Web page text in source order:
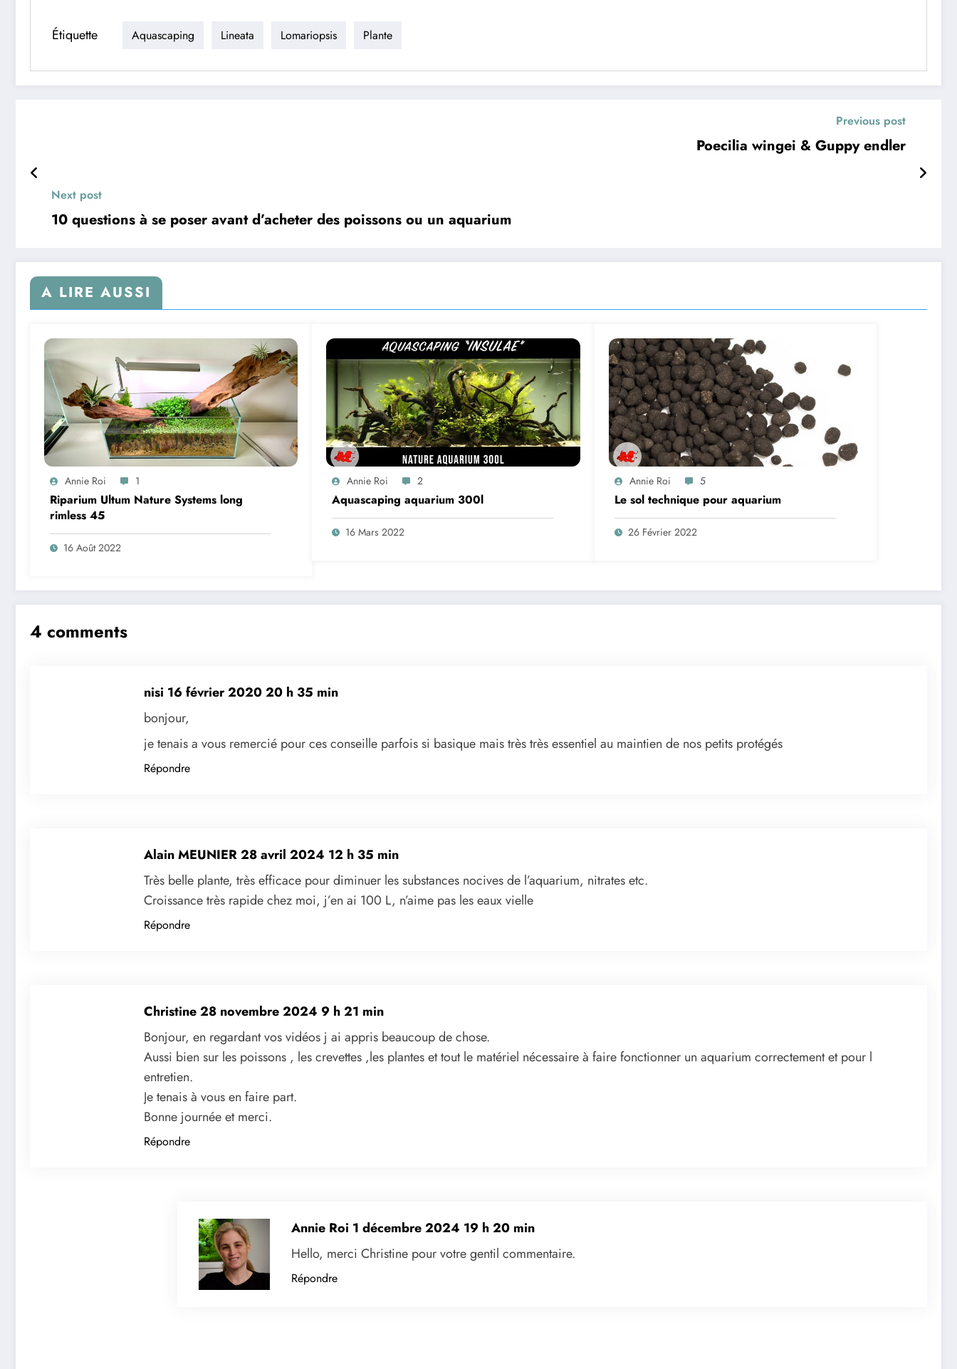
Étiquette Aquascaping Lineata Lomariopsis Plante
Previous post
Poecilia wingei & Guppy endler
Next post
10 questions à se poser avant d’acheter des poissons ou un aquarium
A LIRE AUSSI
Annie Roi 1
Riparium Ultum Nature Systems long
rimless 45
16 Août 2022
Annie Roi 2
Aquascaping aquarium 300l
16 Mars 2022
Annie Roi 5
Le sol technique pour aquarium
26 Février 2022
4 comments
nisi 16 février 2020 20 h 35 min
bonjour,
je tenais a vous remercié pour ces conseille parfois si basique mais très très essentiel au maintien de nos petits protégés
Répondre
Alain MEUNIER28 avril 2024 12 h 35 min
Très belle plante, très efficace pour diminuer les substances nocives de l’aquarium, nitrates etc.
Croissance très rapide chez moi, j’en ai 100 L, n’aime pas les eaux vielle
Répondre
Christine28 novembre 2024 9 h 21 min
Bonjour, en regardant vos vidéos j ai appris beaucoup de chose.
Aussi bien sur les poissons , les crevettes ,les plantes et tout le matériel nécessaire à faire fonctionner un aquarium correctement et pour l
entretien.
Je tenais à vous en faire part.
Bonne journée et merci.
Répondre
Annie Roi 1 décembre 2024 19 h 20 min
Hello, merci Christine pour votre gentil commentaire.
Répondre